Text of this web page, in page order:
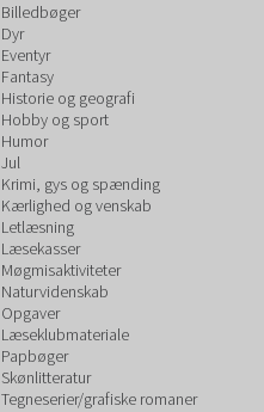
Billedbøger
Dyr
Eventyr
Fantasy
Historie og geografi
Hobby og sport
Humor
Jul
Krimi, gys og spænding
Kærlighed og venskab
Letlæsning
Læsekasser
Møgmisaktiviteter
Naturvidenskab
Opgaver
Læseklubmateriale
Papbøger
Skønlitteratur
Tegneserier/grafiske romaner